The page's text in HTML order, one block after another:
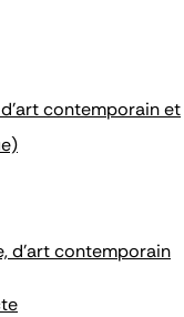
contemporain et
d'art contemporain